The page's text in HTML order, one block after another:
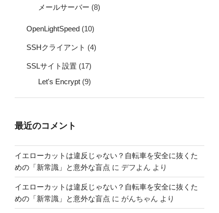
メールサーバー (8)
OpenLightSpeed (10)
SSHクライアント (4)
SSLサイト設置 (17)
Let's Encrypt (9)
最近のコメント
イエローカットは違反じゃない？自転車を安全に抜くた
めの「新常識」と意外な盲点 に デフよん より
イエローカットは違反じゃない？自転車を安全に抜くた
めの「新常識」と意外な盲点 に がんちゃん より